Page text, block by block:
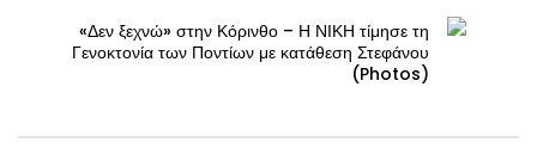
«Δεν ξεχνώ» στην Κόρινθο – Η ΝΙΚΗ τίμησε τη
Γενοκτονία των Ποντίων με κατάθεση Στεφάνου
(Photos)